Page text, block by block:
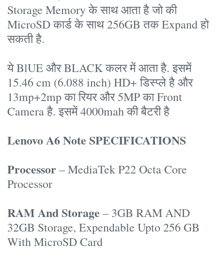
Storage Memory के साथ आता है जो की
MicroSD कार्ड के साथ 256GB तक Expand हो
सकती है.
ये BlUE और BLACK कलर में आता है. इसमें
15.46 cm (6.088 inch) HD+ डिस्प्ले है और
13mp+2mp का रियर और 5MP का Front
Camera है. इसमें 4000mah की बैटरी है
Lenovo A6 Note SPECIFICATIONS
Processor– MediaTek P22 Octa Core
Processor
RAM And Storage – 3GB RAM AND
32GB Storage, Expendable Upto 256 GB
With MicroSD Card